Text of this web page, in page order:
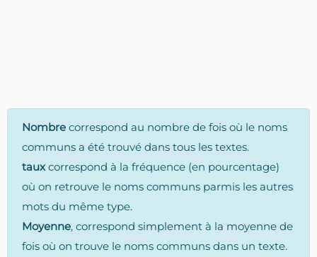
Nombre correspond au nombre de fois où le noms
communs a été trouvé dans tous les textes.
tauxcorrespond à la fréquence (en pourcentage)
où on retrouve le noms communs parmis les autres
mots du même type.
Moyenne, correspond simplement à la moyenne de
fois où on trouve le noms communs dans un texte.